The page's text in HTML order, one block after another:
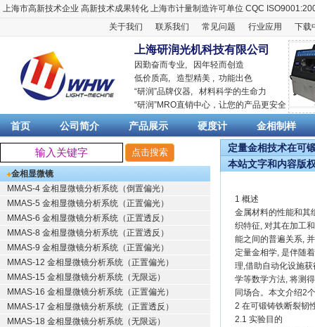
上海市高新技术企业 高新技术成果转化 上海市计量制造许可单位 CQC
关于我们
联系我们 常见问题 行业应用 下载
上海研润光机科技有限公司
因勤奋而专业, 因年轻而创造
低价质高, 造型精美 , 功能出色
“研润”品牌仪器, 材料科学的生命力
“研润”MRO直销中心，让您的产品更安全
首页 公司简介 产品展示 硬度计 金相制样
金相显微镜
MMAS-4 金相显微镜分析系统（倒置偏光）
MMAS-5 金相显微镜分析系统（正置偏光）
MMAS-6 金相显微镜分析系统（正置透反）
MMAS-8 金相显微镜分析系统（正置透反）
MMAS-9 金相显微镜分析系统（正置偏光）
MMAS-12 金相显微镜分析系统（正置偏光）
MMAS-15 金相显微镜分析系统（无限远）
MMAS-16 金相显微镜分析系统（正置偏光）
MMAS-17 金相显微镜分析系统（正置透反）
MMAS-18 金相显微镜分析系统（无限远）
定量金相技术在可
本站文字和内容版
1 概述
金属材料的性能和其
织特征, 对其在加工
能之间的普遍关系,
定量金相学, 是伴随
理,借助自动化设施
学等数学方法, 将测
同场合。本文介绍2
2 在可锻铸铁断裂韧
2.1 实验目的